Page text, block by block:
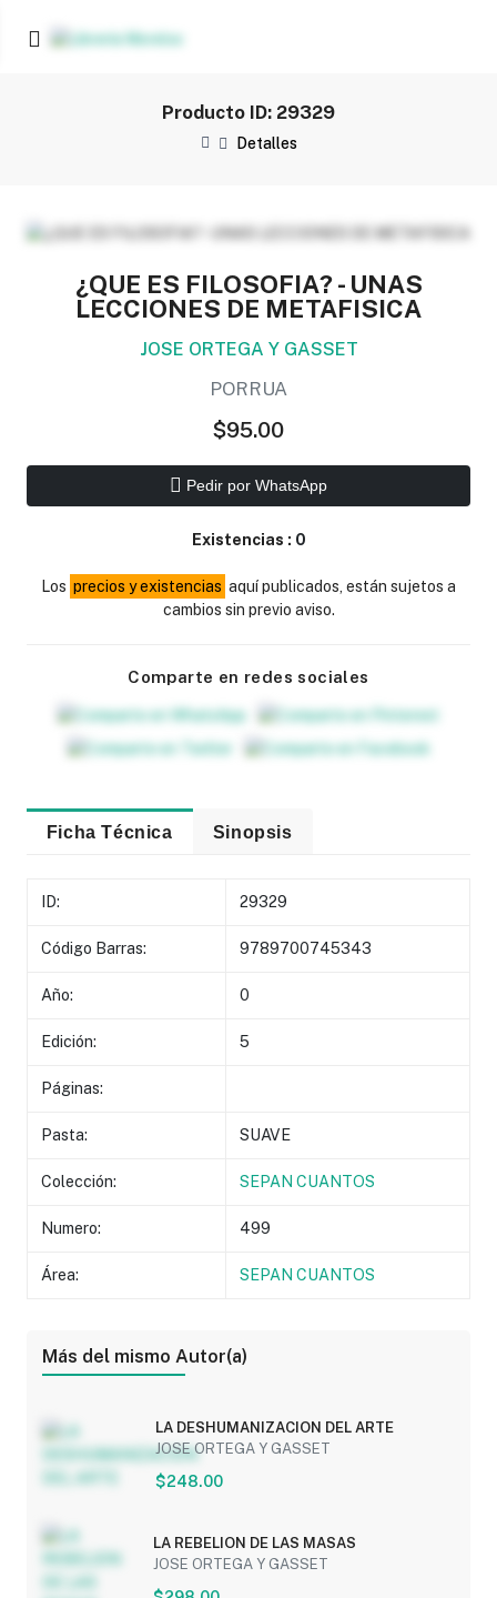
Producto ID: 29329
Detalles
¿QUE ES FILOSOFIA? - UNAS
LECCIONES DE METAFISICA
JOSE ORTEGA Y GASSET
PORRUA
$95.00
Pedir por WhatsApp
Existencias : 0
Los precios y existencias aquí publicados, están sujetos a
cambios sin previo aviso.
Comparte en redes sociales
Ficha Técnica Sinopsis
ID: 29329
Código Barras: 9789700745343
Año: 0
Edición: 5
Páginas:
Pasta: SUAVE
Colección: SEPAN CUANTOS
Numero: 499
Área: SEPAN CUANTOS
Más del mismo Autor(a)
LA DESHUMANIZACION DEL ARTE
JOSE ORTEGA Y GASSET
$248.00
LA REBELION DE LAS MASAS
JOSE ORTEGA Y GASSET